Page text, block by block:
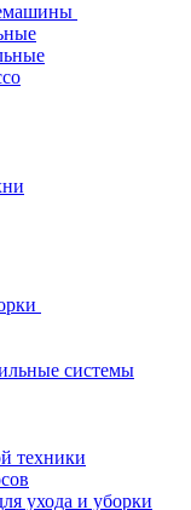
системы
техники
ухода и уборки